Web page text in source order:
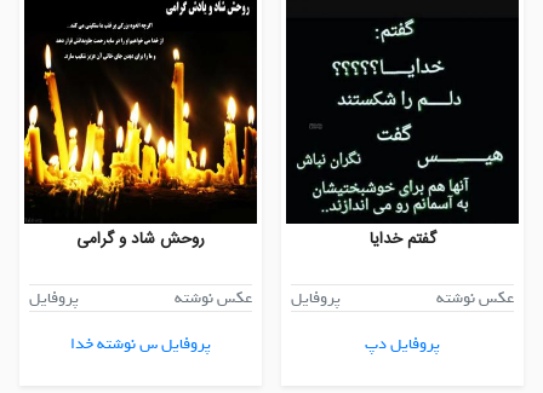
گفتم خدایا
عکس نوشته
پروفایل
پروفایل دپ
روحش شاد و گرامی
عکس نوشته
پروفایل
پروفایل س نوشته خدا